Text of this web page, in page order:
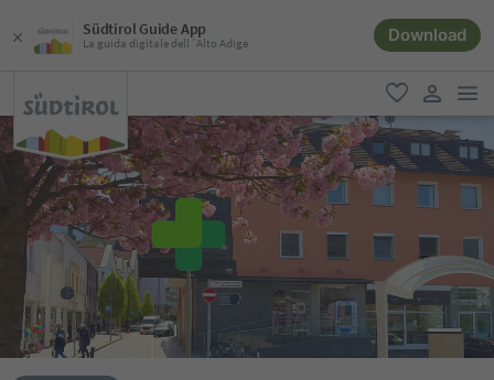
Südtirol Guide App
La guida digitale dell´Alto Adige Download
favoriti
user link